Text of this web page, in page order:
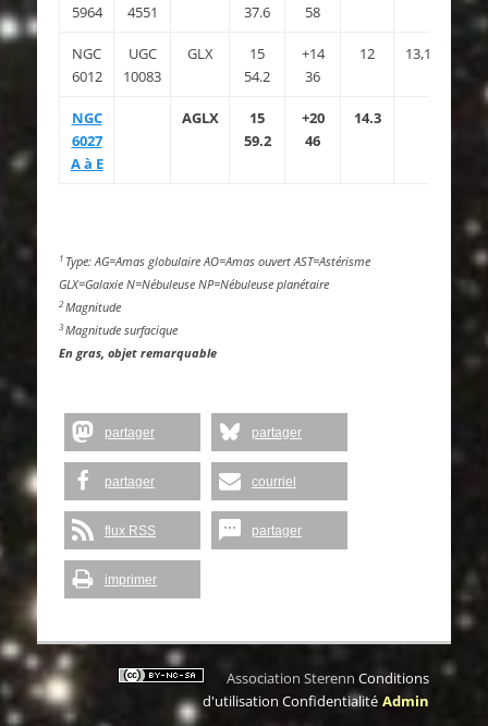
5964
4551
37.6
58
NGC
6012
UGC
10083
GLX
15
54.2
+14
36
12 13,1
NGC
6027
A à E
AGLX
15
59.2
+20
46
14.3
1 Type: AG=Amas globulaire AO=Amas ouvert AST=Astérisme
GLX=Galaxie N=Nébuleuse NP=Nébuleuse planétaire
2Magnitude
3Magnitude surfacique
En gras, objet remarquable
partager partager
partager courriel
flux RSS partager
imprimer
Association Sterenn Conditions
d'utilisation Confidentialité Admin